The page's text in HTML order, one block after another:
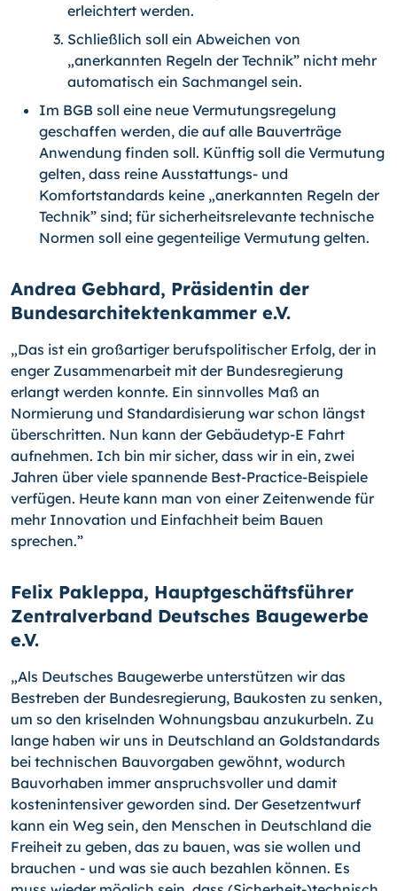
erleichtert werden.
Schließlich soll ein Abweichen von
„anerkannten Regeln der Technik” nicht mehr
automatisch ein Sachmangel sein.
Im BGB soll eine neue Vermutungsregelung
geschaffen werden, die auf alle Bauverträge
Anwendung finden soll. Künftig soll die Vermutung
gelten, dass reine Ausstattungs- und
Komfortstandards keine „anerkannten Regeln der
Technik” sind; für sicherheitsrelevante technische
Normen soll eine gegenteilige Vermutung gelten.
Andrea Gebhard, Präsidentin der
Bundesarchitektenkammer e.V.
„Das ist ein großartiger berufspolitischer Erfolg, der in
enger Zusammenarbeit mit der Bundesregierung
erlangt werden konnte. Ein sinnvolles Maß an
Normierung und Standardisierung war schon längst
überschritten. Nun kann der Gebäudetyp-E Fahrt
aufnehmen. Ich bin mir sicher, dass wir in ein, zwei
Jahren über viele spannende Best-Practice-Beispiele
verfügen. Heute kann man von einer Zeitenwende für
mehr Innovation und Einfachheit beim Bauen
sprechen.”
Felix Pakleppa, Hauptgeschäftsführer
Zentralverband Deutsches Baugewerbe
e.V.
„Als Deutsches Baugewerbe unterstützen wir das
Bestreben der Bundesregierung, Baukosten zu senken,
um so den kriselnden Wohnungsbau anzukurbeln. Zu
lange haben wir uns in Deutschland an Goldstandards
bei technischen Bauvorgaben gewöhnt, wodurch
Bauvorhaben immer anspruchsvoller und damit
kostenintensiver geworden sind. Der Gesetzentwurf
kann ein Weg sein, den Menschen in Deutschland die
Freiheit zu geben, das zu bauen, was sie wollen und
brauchen - und was sie auch bezahlen können. Es